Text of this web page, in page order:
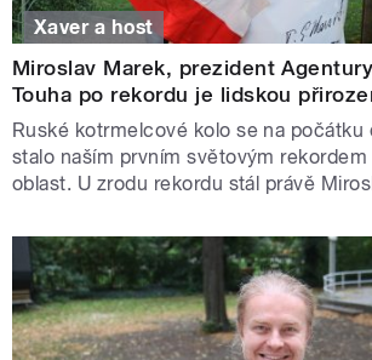
Xaver a host
Miroslav Marek, prezident
Touha po rekordu je lidskou
Ruské kotrmelcové kolo se na počátku
stalo naším prvním světovým
oblast. U zrodu rekordu stál právě